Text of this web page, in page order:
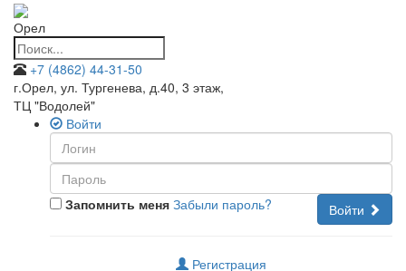
Орел
+7 (4862) 44-31-50
г.Орел, ул. Тургенева, д.40, 3 этаж,
ТЦ "Водолей"
Войти
Запомнить меня Войти
Забыли пароль?
Регистрация